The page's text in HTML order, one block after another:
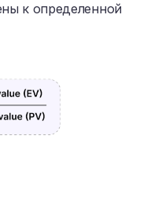
к определенной